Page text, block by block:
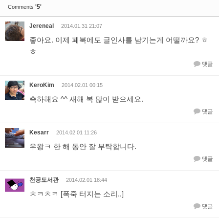
Comments '5'
Jereneal 2014.01.31 21:07
좋아요. 이제 페북에도 글인사를 남기는게 어떨까요? ㅎ
ㅎ
댓글
KeroKim 2014.02.01 00:15
축하해요 ^^ 새해 복 많이 받으세요.
댓글
Kesarr 2014.02.01 11:26
우왕ㅋ 한 해 동안 잘 부탁합니다.
댓글
천공도서관 2014.02.01 18:44
ㅊㅋㅊㅋ [폭죽 터지는 소리..]
댓글